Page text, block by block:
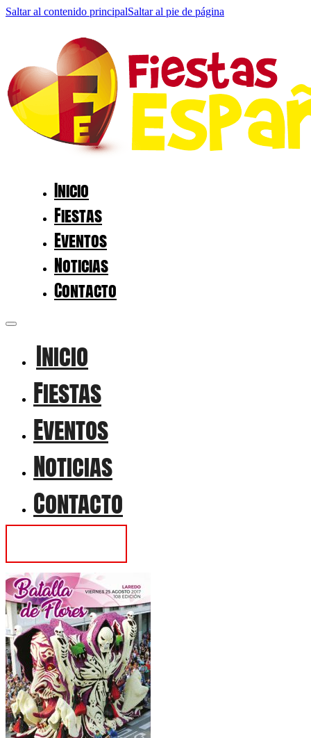
Saltar al contenido principalSaltar al pie de página
Inicio
Fiestas
Eventos
Noticias
Contacto
Inicio
Fiestas
Eventos
Noticias
Contacto